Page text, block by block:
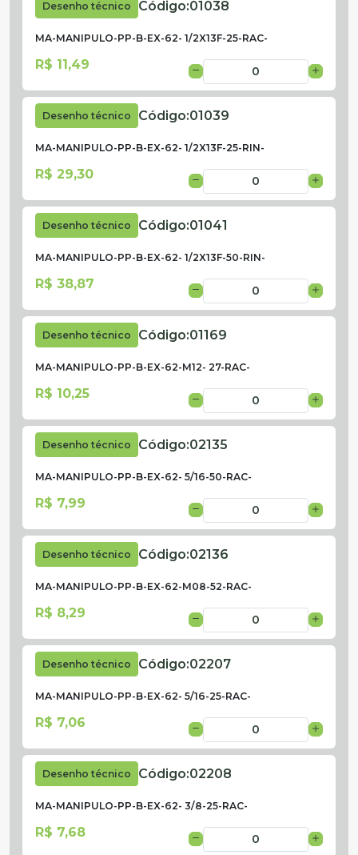
Desenho técnico Código:01038
MA-MANIPULO-PP-B-EX-62- 1/2X13F-25-RAC-
R$ 11,49
Desenho técnico Código:01039
MA-MANIPULO-PP-B-EX-62- 1/2X13F-25-RIN-
R$ 29,30
Desenho técnico Código:01041
MA-MANIPULO-PP-B-EX-62- 1/2X13F-50-RIN-
R$ 38,87
Desenho técnico Código:01169
MA-MANIPULO-PP-B-EX-62-M12- 27-RAC-
R$ 10,25
Desenho técnico Código:02135
MA-MANIPULO-PP-B-EX-62- 5/16-50-RAC-
R$ 7,99
Desenho técnico Código:02136
MA-MANIPULO-PP-B-EX-62-M08-52-RAC-
R$ 8,29
Desenho técnico Código:02207
MA-MANIPULO-PP-B-EX-62- 5/16-25-RAC-
R$ 7,06
Desenho técnico Código:02208
MA-MANIPULO-PP-B-EX-62- 3/8-25-RAC-
R$ 7,68